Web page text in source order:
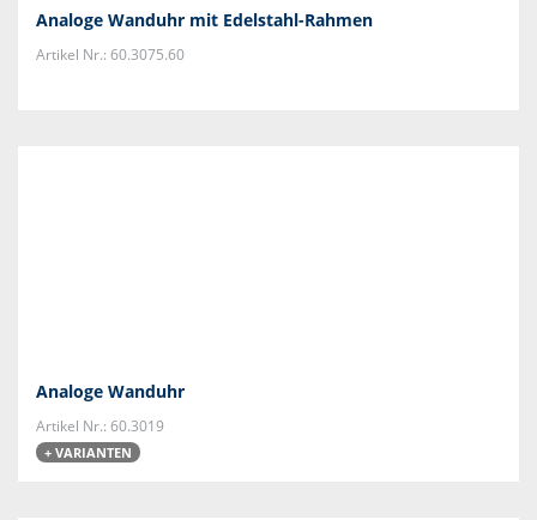
Analoge Wanduhr mit Edelstahl-Rahmen
Artikel Nr.: 60.3075.60
Analoge Wanduhr
Artikel Nr.: 60.3019
+ VARIANTEN